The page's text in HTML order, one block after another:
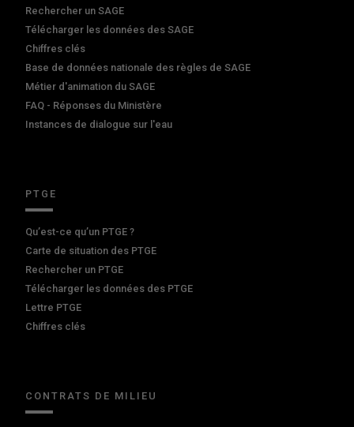
Rechercher un SAGE
Télécharger les données des SAGE
Chiffres clés
Base de données nationale des règles de SAGE
Métier d'animation du SAGE
FAQ - Réponses du Ministère
Instances de dialogue sur l'eau
PTGE
Qu’est-ce qu’un PTGE ?
Carte de situation des PTGE
Rechercher un PTGE
Télécharger les données des PTGE
Lettre PTGE
Chiffres clés
CONTRATS DE MILIEU